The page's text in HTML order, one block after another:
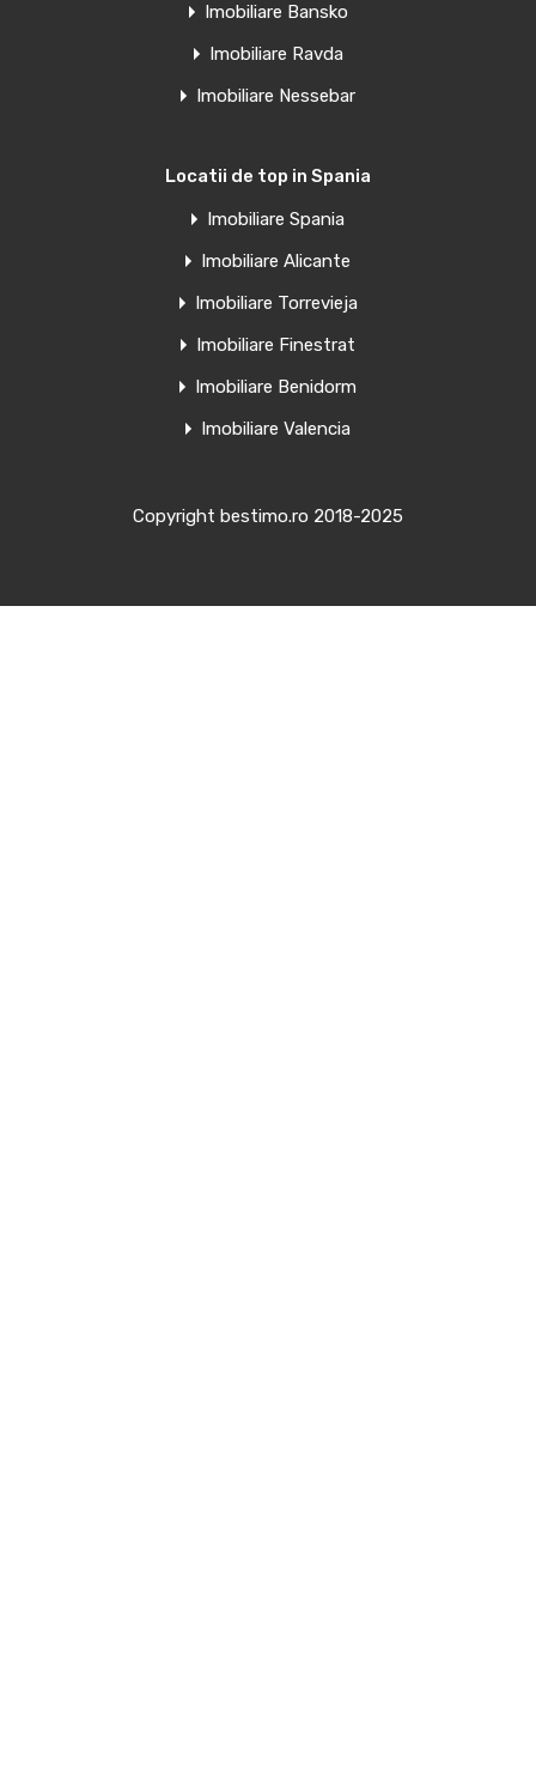
Imobiliare Bansko
Imobiliare Ravda
Imobiliare Nessebar
Locatii de top in Spania
Imobiliare Spania
Imobiliare Alicante
Imobiliare Torrevieja
Imobiliare Finestrat
Imobiliare Benidorm
Imobiliare Valencia
Copyright bestimo.ro 2018-2025